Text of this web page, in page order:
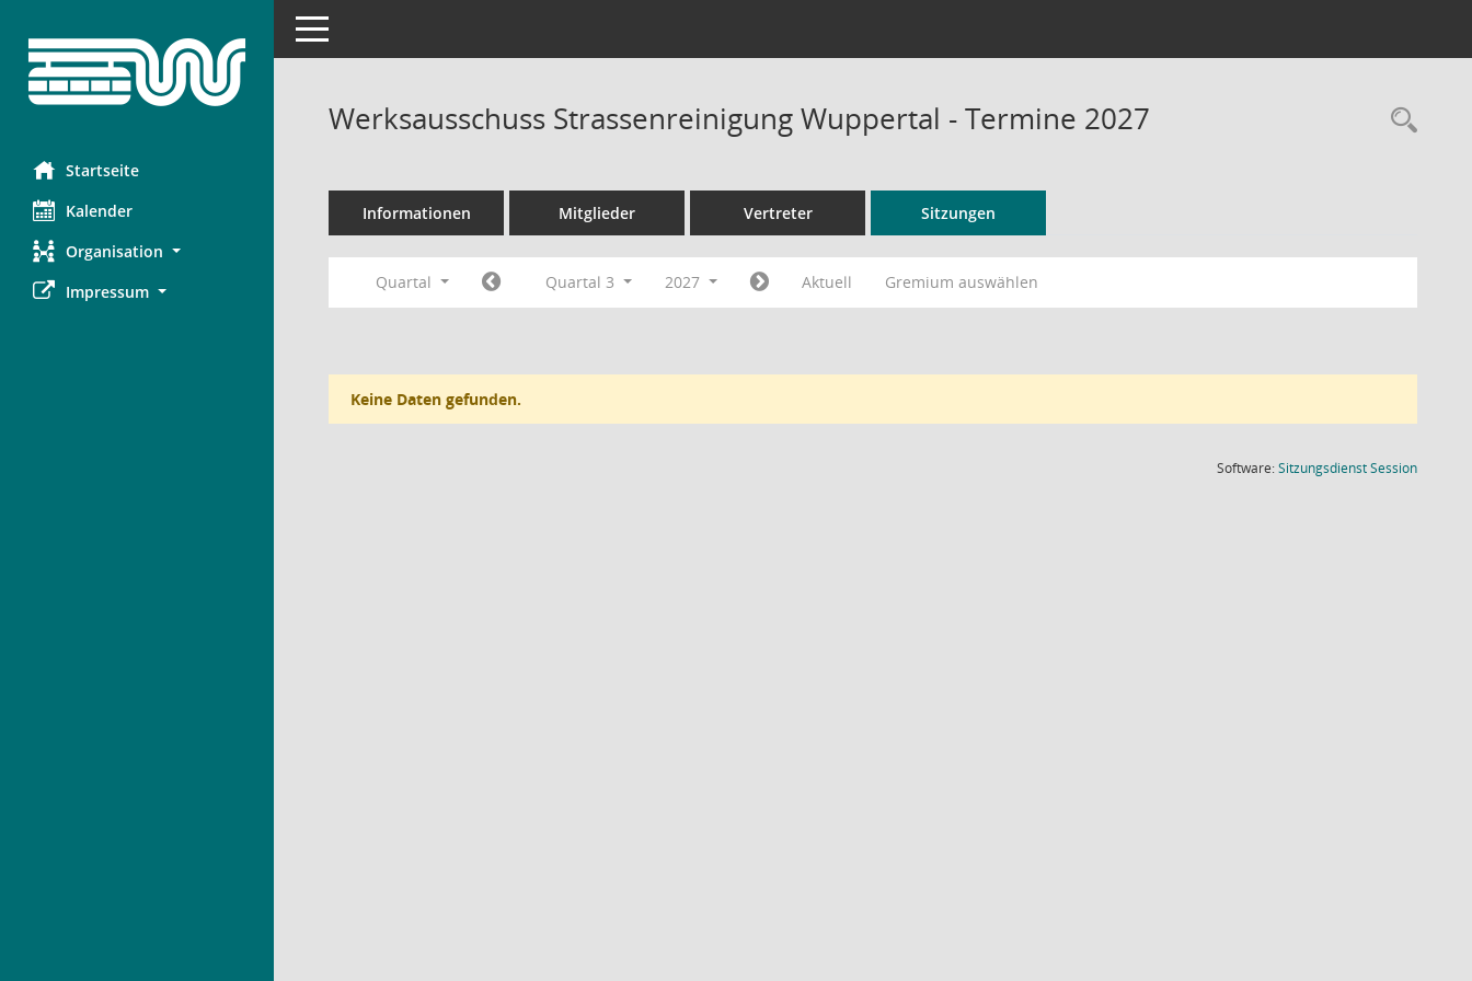
Startseite
Kalender
Organisation
Impressum
Toggle navigation
Werksausschuss Strassenreinigung Wuppertal - Termine 2027
Informationen Mitglieder Vertreter Sitzungen
Quartal Quartal 3 2027 Aktuell Gremium auswählen
Keine Daten gefunden.
Software:SitzungsdienstSession(Wird in